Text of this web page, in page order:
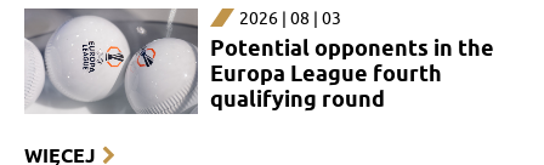
2026 | 08 | 03
Potential opponents in the
Europa League fourth
qualifying round
WIĘCEJ